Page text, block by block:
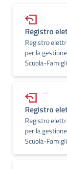
Registro
Registro
per la
Scuola-
Registro
Registro
per la
Scuola-